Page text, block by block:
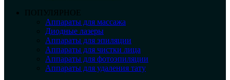
ПОПУЛЯРНОЕ
Аппараты для массажа
Диодные лазеры
Аппараты для эпиляции
Аппараты для чистки лица
Аппараты для фотоэпиляции
Аппараты для удаления тату